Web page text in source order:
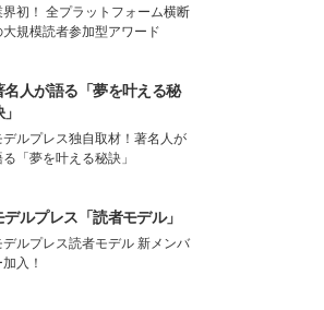
界初！ 全プラットフォーム横断
大規模読者参加型アワード
名人が語る「夢を叶える秘
デルプレス独自取材！著名人が
「夢を叶える秘訣」
デルプレス「読者モデル」
デルプレス読者モデル 新メンバ
入！